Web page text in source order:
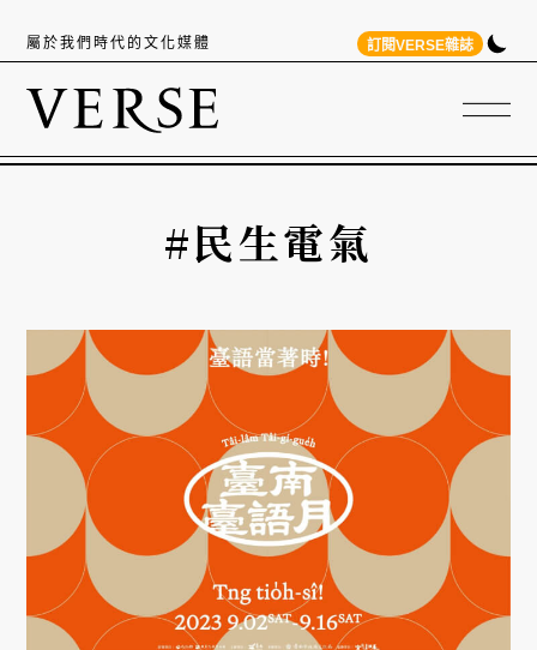
屬於我們時代的文化媒體 訂閱VERSE雜誌
#民生電氣